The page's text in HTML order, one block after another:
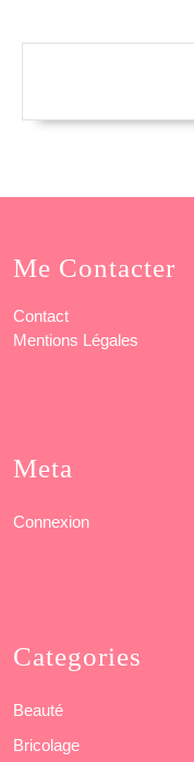
Me Contacter
Contact
Mentions Légales
Meta
Connexion
Categories
Beauté
Bricolage